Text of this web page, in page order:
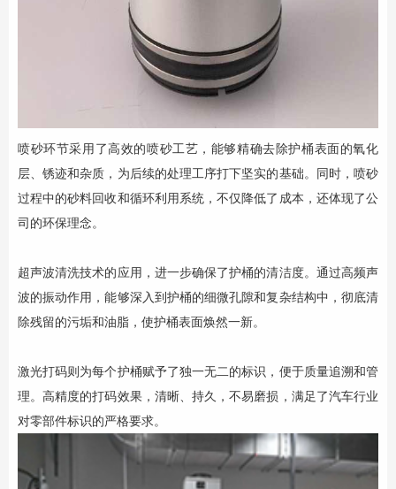
喷砂环节采用了高效的喷砂工艺，能够精确去除护桶表面的氧化
层、锈迹和杂质，为后续的处理工序打下坚实的基础。同时，喷砂
过程中的砂料回收和循环利用系统，不仅降低了成本，还体现了公
司的环保理念。
超声波清洗技术的应用，进一步确保了护桶的清洁度。通过高频声
波的振动作用，能够深入到护桶的细微孔隙和复杂结构中，彻底清
除残留的污垢和油脂，使护桶表面焕然一新。
激光打码则为每个护桶赋予了独一无二的标识，便于质量追溯和管
理。高精度的打码效果，清晰、持久，不易磨损，满足了汽车行业
对零部件标识的严格要求。